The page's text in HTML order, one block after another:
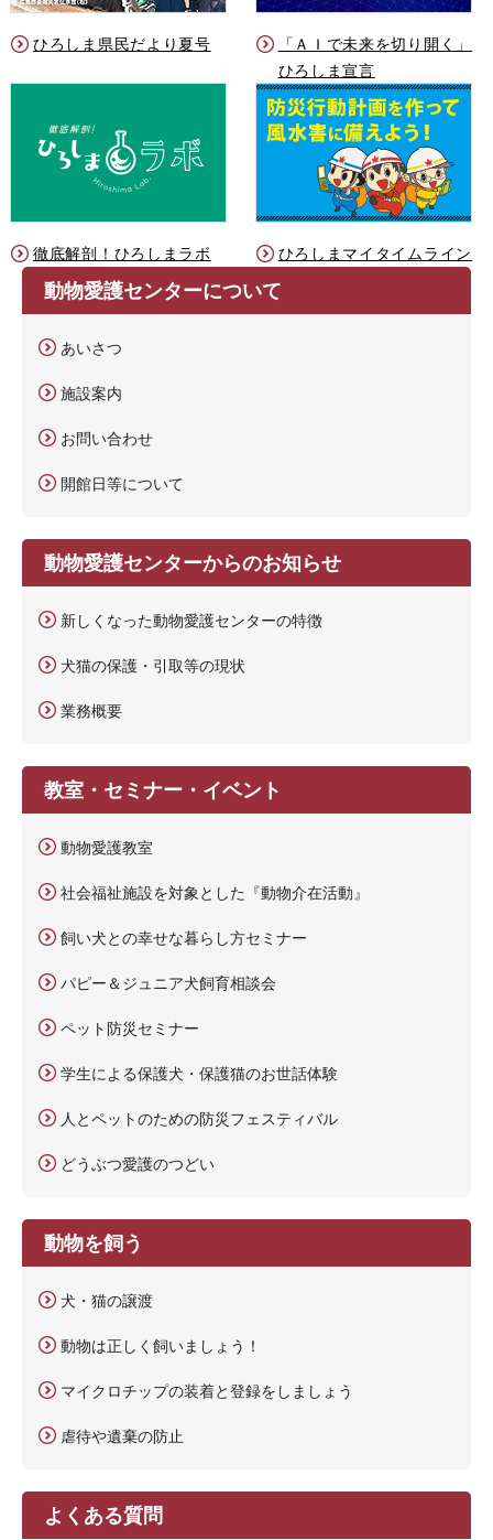
ひろしま県民だより夏号
「ＡＩで未来を切り開く」
ひろしま宣言
徹底解剖！ひろしまラボ ひろしまマイタイムライン
動物愛護センターについて
あいさつ
施設案内
お問い合わせ
開館日等について
動物愛護センターからのお知らせ
新しくなった動物愛護センターの特徴
犬猫の保護・引取等の現状
業務概要
教室・セミナー・イベント
動物愛護教室
社会福祉施設を対象とした『動物介在活動』
飼い犬との幸せな暮らし方セミナー
パピー＆ジュニア犬飼育相談会
ペット防災セミナー
学生による保護犬・保護猫のお世話体験
人とペットのための防災フェスティバル
どうぶつ愛護のつどい
動物を飼う
犬・猫の譲渡
動物は正しく飼いましょう！
マイクロチップの装着と登録をしましょう
虐待や遺棄の防止
よくある質問